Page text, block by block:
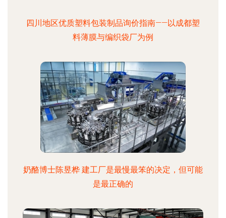
四川地区优质塑料包装制品询价指南——以成都塑
料薄膜与编织袋厂为例
奶酪博士陈昱桦 建工厂是最慢最笨的决定，但可能
是最正确的